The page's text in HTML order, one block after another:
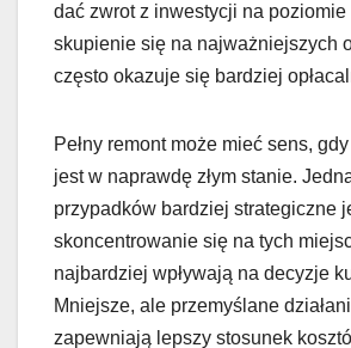
dać zwrot z inwestycji na
skupienie się na najważniejszych
często okazuje się bardziej
Pełny remont może mieć sens,
jest w naprawdę złym stanie.
przypadków bardziej strategiczne
skoncentrowanie się na tych
najbardziej wpływają na decyzje
Mniejsze, ale przemyślane
zapewniają lepszy stosunek